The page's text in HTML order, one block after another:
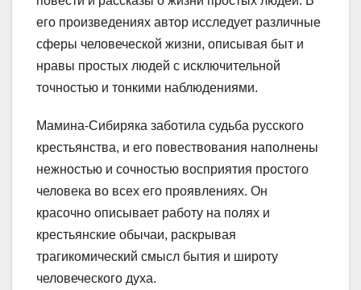
его произведениях автор исследует различные
сферы человеческой жизни, описывая быт и
нравы простых людей с исключительной
точностью и тонкими наблюдениями.
Мамина-Сибиряка заботила судьба русского
крестьянства, и его повествования наполнены
нежностью и сочностью восприятия простого
человека во всех его проявлениях. Он
красочно описывает работу на полях и
крестьянские обычаи, раскрывая
трагикомический смысл бытия и широту
человеческого духа.